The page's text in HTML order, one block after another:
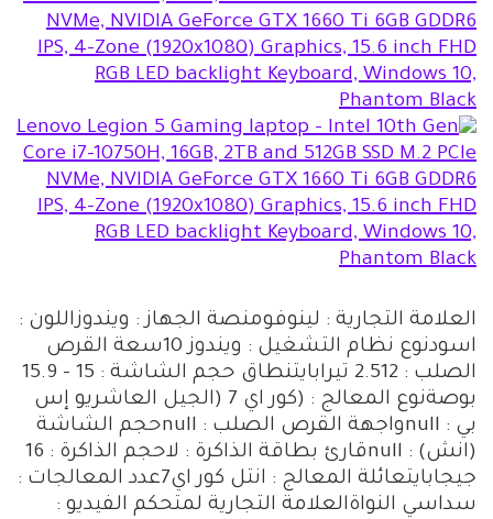
العلامة التجارية : لينوفومنصة الجهاز : ويندوزاللون :
اسودنوع نظام التشغيل : ويندوز 10سعة القرص
الصلب : 2.512 تيرابايتنطاق حجم الشاشة : 15 – 15.9
بوصةنوع المعالج : (كور اي 7 (الجيل العاشريو إس
بي : nullواجهة القرص الصلب : nullحجم الشاشة
(انش) : nullقارئ بطاقة الذاكرة : لاحجم الذاكرة : 16
جيجابايتعائلة المعالج : انتل كور اي7عدد المعالجات :
سداسي النواةالعلامة التجارية لمتحكم الفيديو :